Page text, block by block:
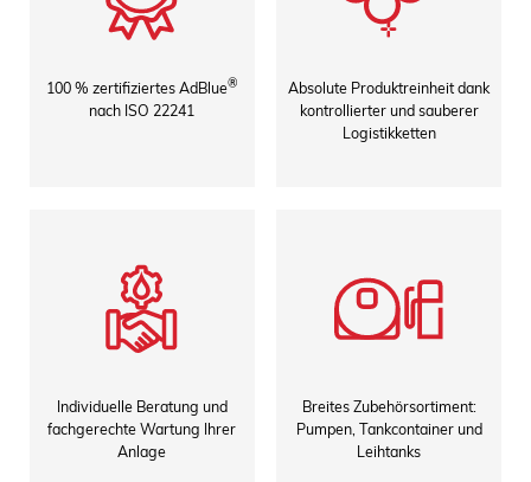
100 % zertifiziertes AdBlue®
nach ISO 22241
Absolute Produktreinheit dank
kontrollierter und sauberer
Logistikketten
Individuelle Beratung und
fachgerechte Wartung Ihrer
Anlage
Breites Zubehörsortiment:
Pumpen, Tankcontainer und
Leihtanks